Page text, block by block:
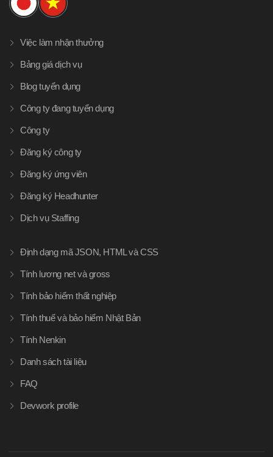
Việc làm nhận thưởng
Bảng giá dịch vụ
Blog tuyển dụng
Công ty đang tuyển dụng
Công ty
Đăng ký công ty
Đăng ký ứng viên
Đăng ký Headhunter
Dịch vụ Staffing
Định dạng mã JSON, HTML và CSS
Tính lương net và gross
Tính bảo hiểm thất nghiệp
Tính thuế và bảo hiểm Nhật Bản
Tính Nenkin
Danh sách tài liệu
FAQ
Devwork profile